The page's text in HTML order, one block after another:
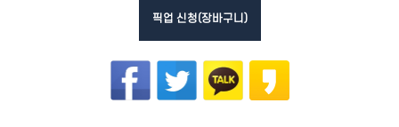
픽업 신청(장바구니)